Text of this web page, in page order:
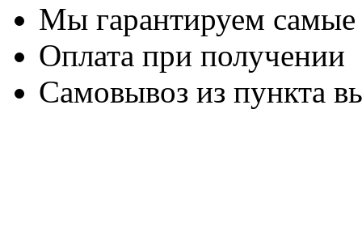
Мы гарантируем
Оплата при получении
Самовывоз из пункта